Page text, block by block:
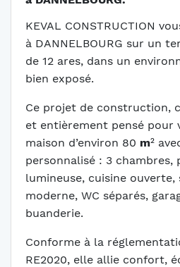
KEVAL CONSTRUCTION
à DANNELBOURG sur un
de 12 ares, dans un
bien exposé.
Ce projet de construction,
et entièrement pensé pour
maison d’environ 80 m²
personnalisé : 3 chambres,
lumineuse, cuisine ouverte,
moderne, WC séparés,
buanderie.
Conforme à la
RE2020, elle allie confort,